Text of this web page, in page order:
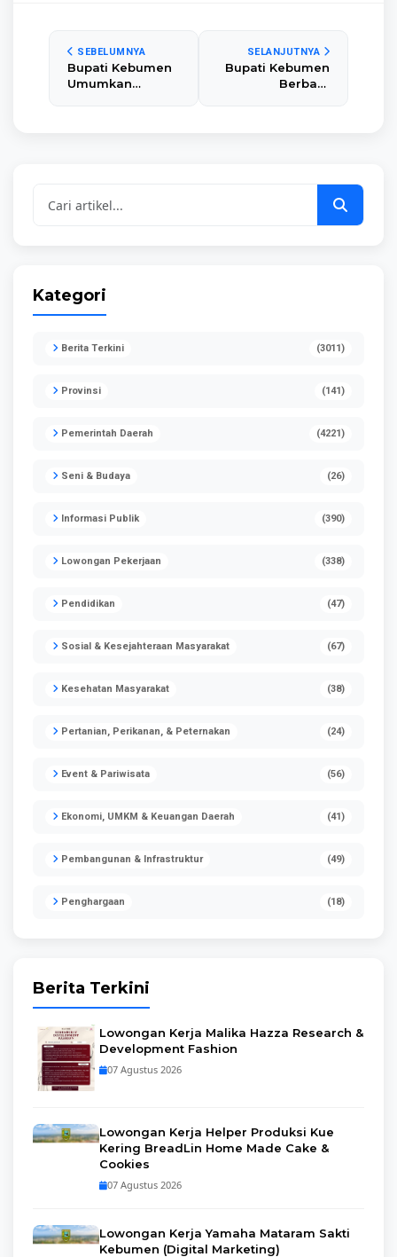
SEBELUMNYA
Bupati Kebumen
Umumkan
SELANJUTNYA
Bupati Kebumen
Berbagi
Kategori
Berita Terkini (3011)
Provinsi (141)
Pemerintah Daerah (4221)
Seni & Budaya (26)
Informasi Publik (390)
Lowongan Pekerjaan (338)
Pendidikan (47)
Sosial & Kesejahteraan Masyarakat (67)
Kesehatan Masyarakat (38)
Pertanian, Perikanan, & Peternakan (24)
Event & Pariwisata (56)
Ekonomi, UMKM & Keuangan Daerah (41)
Pembangunan & Infrastruktur (49)
Penghargaan (18)
Berita Terkini
Lowongan Kerja Malika Hazza Research &
Development Fashion
07 Agustus 2026
Lowongan Kerja Helper Produksi Kue
Kering BreadLin Home Made Cake &
Cookies
07 Agustus 2026
Lowongan Kerja Yamaha Mataram Sakti
Kebumen (Digital Marketing)